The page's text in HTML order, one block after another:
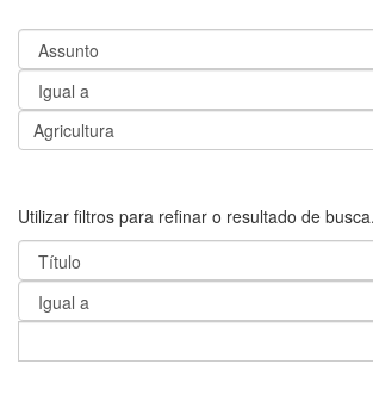
Utilizar filtros para refinar o resultado de busca.